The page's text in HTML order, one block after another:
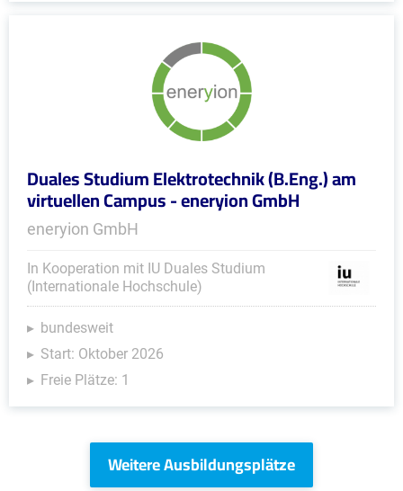
Duales Studium Elektrotechnik (B.Eng.) am
virtuellen Campus - eneryion GmbH
eneryion GmbH
In Kooperation mit IU Duales Studium
(Internationale Hochschule)
bundesweit
Start: Oktober 2026
Freie Plätze: 1
Weitere Ausbildungsplätze